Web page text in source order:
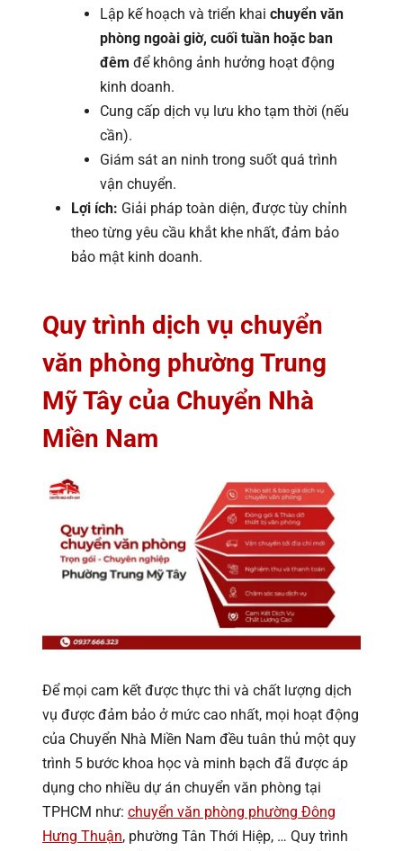
Lập kế hoạch và triển khai chuyển văn
phòng ngoài giờ, cuối tuần hoặc ban
đêm để không ảnh hưởng hoạt động
kinh doanh.
Cung cấp dịch vụ lưu kho tạm thời (nếu
cần).
Giám sát an ninh trong suốt quá trình
vận chuyển.
Lợi ích: Giải pháp toàn diện, được tùy chỉnh
theo từng yêu cầu khắt khe nhất, đảm bảo
bảo mật kinh doanh.
Quy trình dịch vụ chuyển
văn phòng phường Trung
Mỹ Tây của Chuyển Nhà
Miền Nam
Để mọi cam kết được thực thi và chất lượng dịch
vụ được đảm bảo ở mức cao nhất, mọi hoạt động
của Chuyển Nhà Miền Nam đều tuân thủ một quy
trình 5 bước khoa học và minh bạch đã được áp
dụng cho nhiều dự án chuyển văn phòng tại
TPHCM như: chuyển văn phòng phường Đông
Hưng Thuận, phường Tân Thới Hiệp, … Quy trình